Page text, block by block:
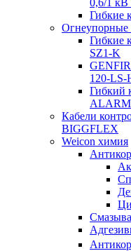
0,6/1
Гибкие
Огнеупорные
Гибкие
SZ1-K
120-LS-
Гибкий
ALARM
Кабели
BIGGFLEX
Weicon химия